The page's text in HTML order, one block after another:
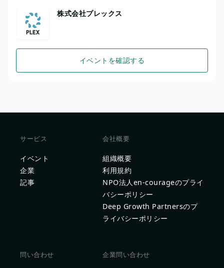
株式会社プレックス
イベントを確認する
サービス
イベント
企業
記事
会社概要
組織概要
利用規約
NPO法人en-courageのプライ
バシーポリシー
Deep Growth Partnersのプ
ライバシーポリシー
問い合わせ 企業問い合わせ